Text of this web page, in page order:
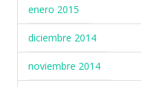
enero 2015
diciembre 2014
noviembre 2014